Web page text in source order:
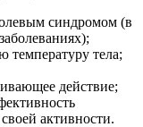
синдромом (в
тела;
действие;
активности.